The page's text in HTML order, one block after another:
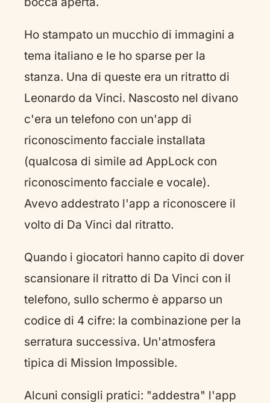
Ho stampato un mucchio di immagini a
tema italiano e le ho sparse per la
stanza. Una di queste era un ritratto di
Leonardo da Vinci. Nascosto nel divano
c'era un telefono con un'app di
riconoscimento facciale installata
(qualcosa di simile ad AppLock con
riconoscimento facciale e vocale).
Avevo addestrato l'app a riconoscere il
volto di Da Vinci dal ritratto.
Quando i giocatori hanno capito di dover
scansionare il ritratto di Da Vinci con il
telefono, sullo schermo è apparso un
codice di 4 cifre: la combinazione per la
serratura successiva. Un'atmosfera
tipica di Mission Impossible.
Alcuni consigli pratici: "addestra" l'app